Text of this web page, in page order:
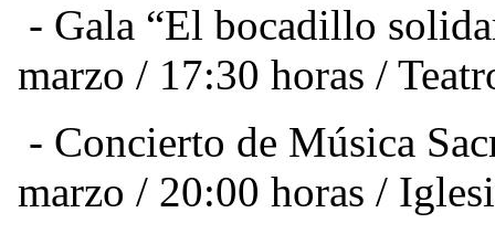
- Gala “El bocadillo
marzo / 17:30 horas /
- Concierto de Música
marzo / 20:00 horas /